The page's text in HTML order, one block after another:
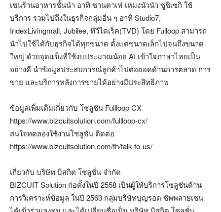
เชนร้านอาหารชั้นนำ อาทิ ซานตาเฟ่ เหมงนัวนัว ซูชิเซกิ ใช้
บริการ รวมไปถึงในธุรกิจกลุ่มอื่น ๆ อาทิ Studio7,
IndexLivingmall, Jubilee, ทีวีไดเร็ค(TVD) โดย Fulloop สามารถ
นำไปใช้ได้กับธุรกิจได้ทุกขนาด ตั้งแต่ขนาดเล็กไปจนถึงขนาด
ใหญ่ ด้วยจุดแข็งที่ใช้งบประมาณน้อย AI เข้าใจภาษาไทยเป็น
อย่างดี นำข้อมูลประสบการณ์ลูกค้าไปต่อยอดด้านการตลาด การ
ขาย และบริการหลังการขายได้อย่างมีประสิทธิภาพ
ข้อมูลเพิ่มเติมเกี่ยวกับ โซลูชัน Fullloop CX
https://www.bizcuitsolution.com/fullloop-cx/
สนใจทดลองใช้งานโซลูชัน ติดต่อ
https://www.bizcuitsolution.com/th/talk-to-us/
เกี่ยวกับ บริษัท บิสกิต โซลูชั่น จำกัด
BIZCUIT Solution ก่อตั้งในปี 2558 เป็นผู้ให้บริการโซลูชันด้าน
การวิเคราะห์ข้อมูล ในปี 2563 กลุ่มบริษัทบุญรอด ซัพพลายเชน